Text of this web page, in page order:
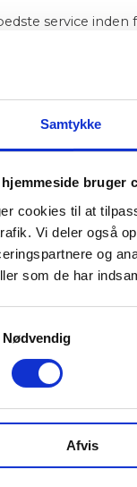
Samtykke
hjemmeside bruger
cookies til at
Vi deler også
og
som de har
Nødvendig
Afvis
service
brede
dig brugervenlige
MERE
ønsker du at få
på telefon73 68​
er altid
med